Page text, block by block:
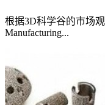
根据3D科学谷的市场
Manufacturing...